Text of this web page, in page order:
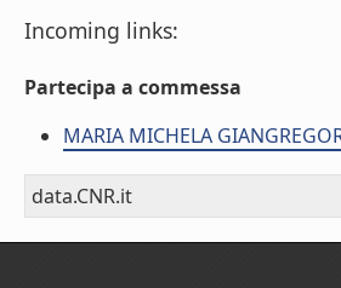
Incoming links:
Partecipa a commessa
MARIA MICHELA
data.CNR.it